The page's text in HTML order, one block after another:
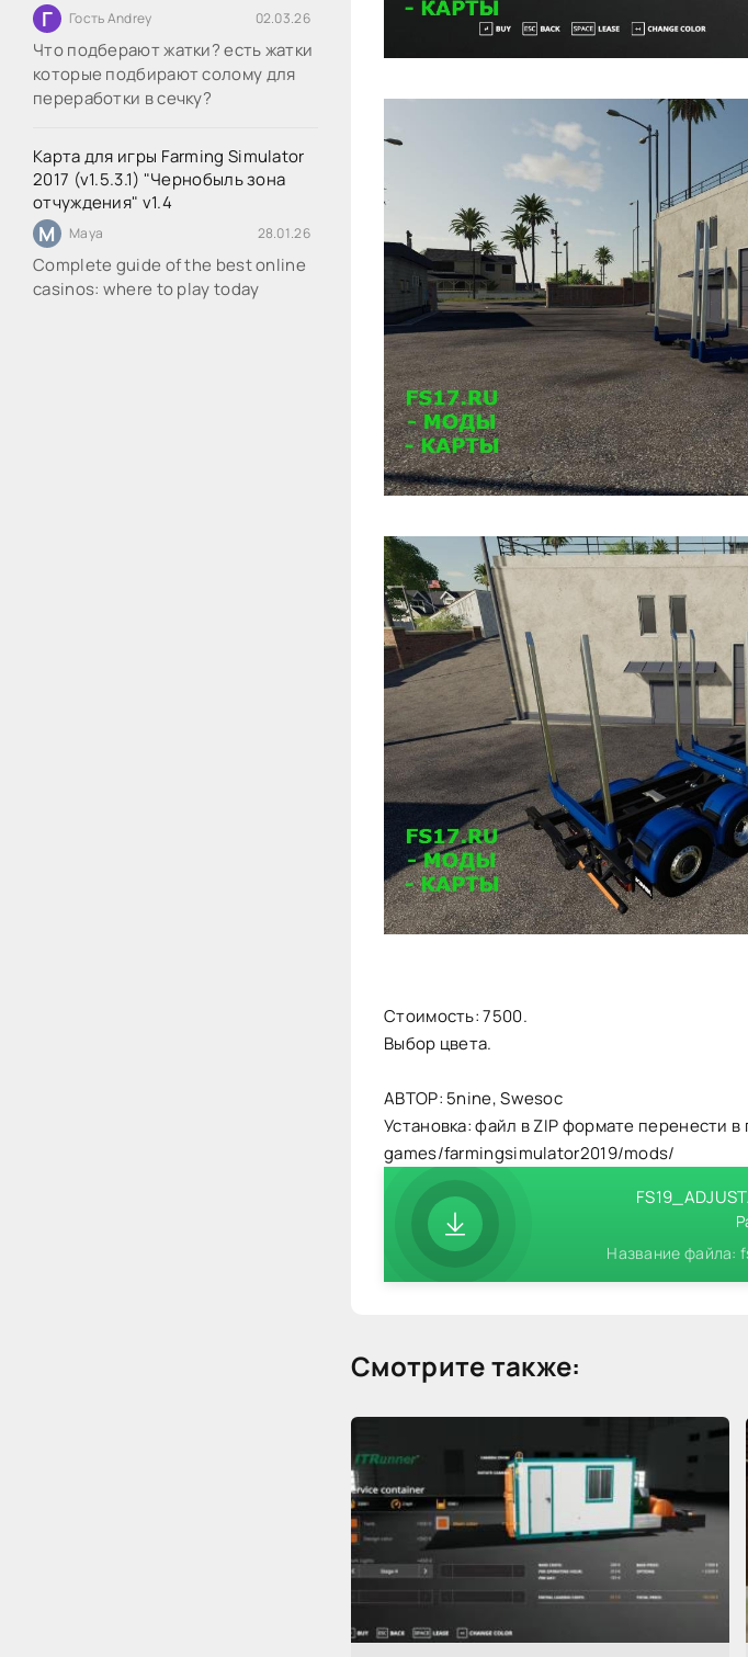
Г Гость Andrey 02.03.26
Что подберают жатки? есть жатки
которые подбирают солому для
переработки в сечку?
Карта для игры Farming Simulator
2017 (v1.5.3.1) "Чернобыль зона
отчуждения" v1.4
M Maya 28.01.26
Complete guide of the best online
casinos: where to play today
Стоимость: 7500.
Выбор цвета.
АВТОР: 5nine, Swesoc
Установка: файл в ZIP формате перенести
games/farmingsimulator2019/mods/
Название файла:
Смотрите также: